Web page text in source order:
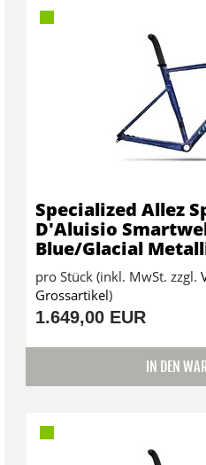
Specialized Allez
D'Aluisio
Blue/Glacial
pro Stück (inkl. MwSt. zzgl.
Grossartikel)
1.649,00 EUR
IN DEN